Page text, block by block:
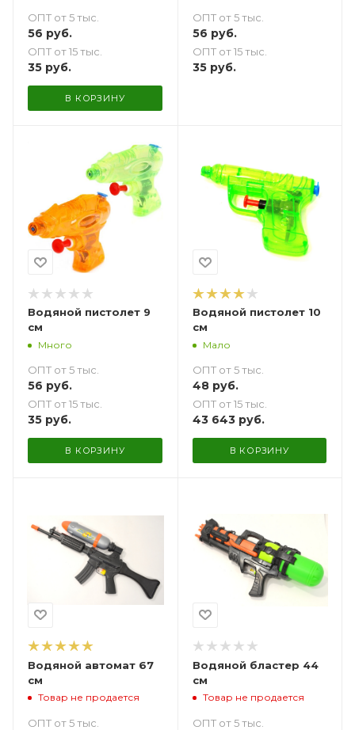
ОПТ от 5 тыс.
56 руб.
ОПТ от 15 тыс.
35 руб.
В КОРЗИНУ
ОПТ от 5 тыс.
56 руб.
ОПТ от 15 тыс.
35руб.
Водяной пистолет 9
см
Много
ОПТ от 5 тыс.
56 руб.
ОПТ от 15 тыс.
35 руб.
В КОРЗИНУ
Водяной пистолет 10
см
Мало
ОПТ от 5 тыс.
48руб.
ОПТ от 15 тыс.
43 643руб.
В КОРЗИНУ
Водяной автомат 67
см
Товар не продается
ОПТ от 5 тыс.
Водяной бластер 44
см
Товар не продается
ОПТ от 5 тыс.